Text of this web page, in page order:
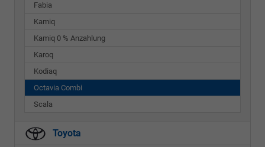
Fabia
Kamiq
Kamiq 0 % Anzahlung
Karoq
Kodiaq
Octavia Combi
Scala
Toyota